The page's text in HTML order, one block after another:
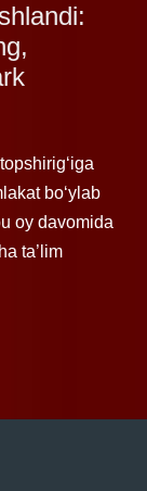
bo‘ylab
oy davomida
ta’lim